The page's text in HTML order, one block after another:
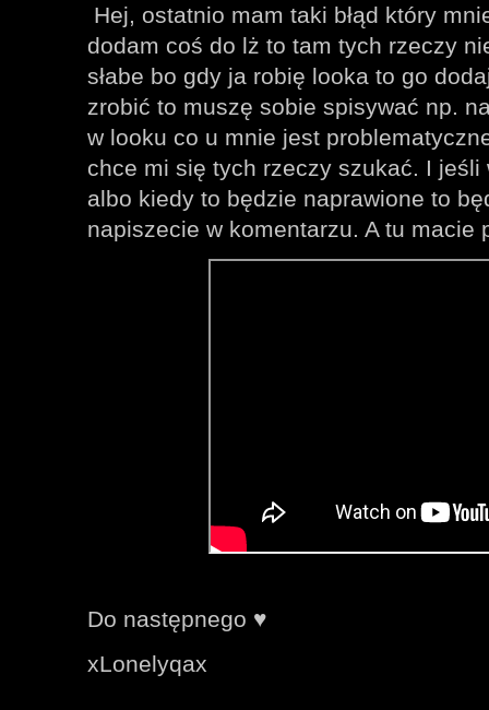
Hej, ostatnio mam taki błąd który
dodam coś do lż to tam tych rzeczy
słabe bo gdy ja robię looka to go
zrobić to muszę sobie spisywać np.
w looku co u mnie jest
chce mi się tych rzeczy szukać. I
albo kiedy to będzie naprawione to
napiszecie w komentarzu. A tu macie
Do następnego ♥️
xLonelyqax